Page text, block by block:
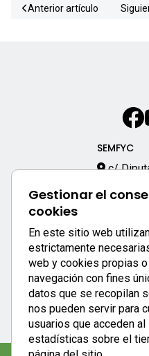
Anterior artículo
Gestionar el
cookies
En este sitio web
estrictamente
web y cookies propias
navegación con fines
datos que se recopilan
nos pueden servir para
usuarios que acceden
estadísticas sobre el
SEMFYC
c/
933 170
Enlaces